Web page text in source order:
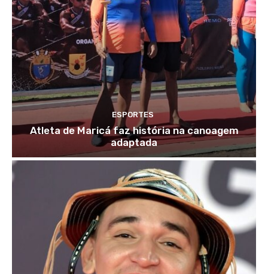
ESPORTES
Atleta de Maricá faz história na canoagem
adaptada